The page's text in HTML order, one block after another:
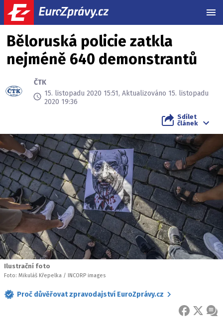
Běloruská policie zatkla
nejméně 640 demonstrantů
ČTK
15. listopadu 2020 15:51, Aktualizováno 15. listopadu
2020 19:36
Sdílet
článek
Ilustrační foto
Foto: Mikuláš Křepelka / INCORP images
Proč důvěřovat zpravodajství EuroZprávy.cz
FACEBOOK
X